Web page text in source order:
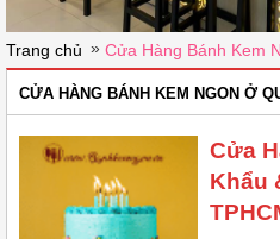
Trang chủ » Cửa Hàng Bánh Kem
CỬA HÀNG BÁNH KEM NGON Ở
Cửa
Khẩu